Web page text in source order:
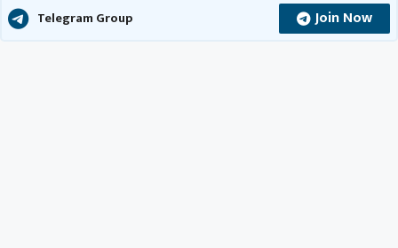
Telegram Group Join Now